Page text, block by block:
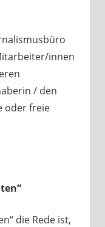
innen
/ den
oder freie
die Rede ist,